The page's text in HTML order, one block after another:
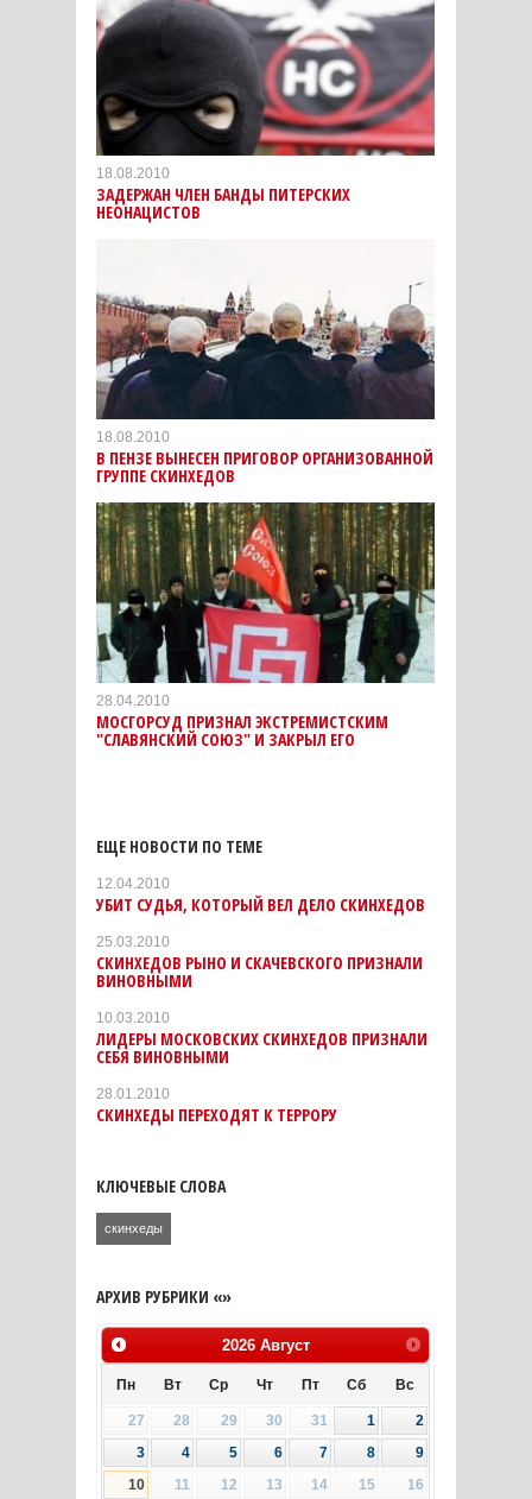
18.08.2010
ЗАДЕРЖАН ЧЛЕН БАНДЫ ПИТЕРСКИХ
НЕОНАЦИСТОВ
18.08.2010
В ПЕНЗЕ ВЫНЕСЕН ПРИГОВОР ОРГАНИЗОВАННОЙ
ГРУППЕ СКИНХЕДОВ
28.04.2010
МОСГОРСУД ПРИЗНАЛ ЭКСТРЕМИСТСКИМ
"СЛАВЯНСКИЙ СОЮЗ" И ЗАКРЫЛ ЕГО
ЕЩЕ НОВОСТИ ПО ТЕМЕ
12.04.2010
УБИТ СУДЬЯ, КОТОРЫЙ ВЕЛ ДЕЛО СКИНХЕДОВ
25.03.2010
СКИНХЕДОВ РЫНО И СКАЧЕВСКОГО ПРИЗНАЛИ
ВИНОВНЫМИ
10.03.2010
ЛИДЕРЫ МОСКОВСКИХ СКИНХЕДОВ ПРИЗНАЛИ
СЕБЯ ВИНОВНЫМИ
28.01.2010
СКИНХЕДЫ ПЕРЕХОДЯТ К ТЕРРОРУ
КЛЮЧЕВЫЕ СЛОВА
скинхеды
АРХИВ РУБРИКИ «»
2026 Август
Пн Вт Ср Чт Пт Сб Вс
27 28 29 30 31 1
2
3
4 5 6 7 8
9
10
11 12 13 14 15
16